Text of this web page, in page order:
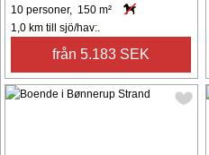
10 personer, 150 m²
1,0 km till sjö/hav:.
från 5.183 SEK